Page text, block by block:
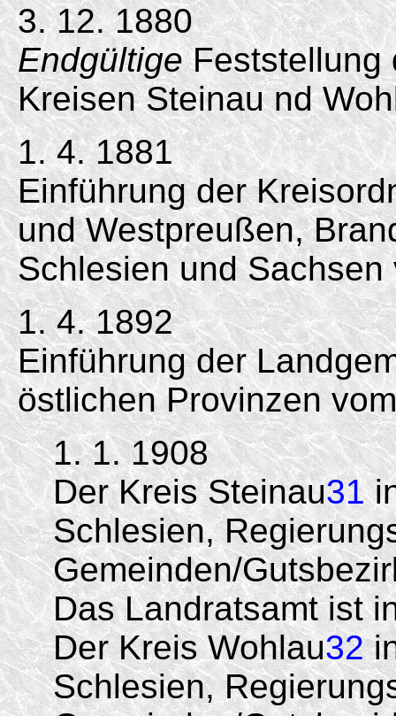
3. 12. 1880
EndgültigeFeststellung
Kreisen Steinau nd
1. 4. 1881
Einführung der
und Westpreußen,
Schlesien und
1. 4. 1892
Einführung der
östlichen Provinzen
1. 1. 1908
Der Kreis Steinau31
Schlesien,
Gemeinden/
Das Landratsamt ist
Der Kreis Wohlau32
Schlesien,